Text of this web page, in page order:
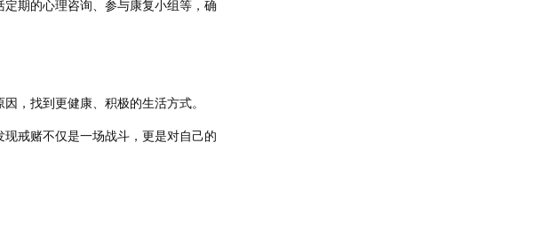
期的心理咨询、参与康复小组等，确
，找到更健康、积极的生活方式。
戒赌不仅是一场战斗，更是对自己的